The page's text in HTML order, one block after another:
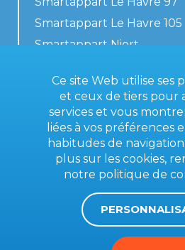
Smartappart Le Havre 105
Smartappart Niort
Contactez-nous
Conditions générales
Mentions légales
Ce site Web utilise ses
et ceux de tiers pour
services et vous
liées à vos préférences
habitudes de
plus sur les cookies,
notre politique de